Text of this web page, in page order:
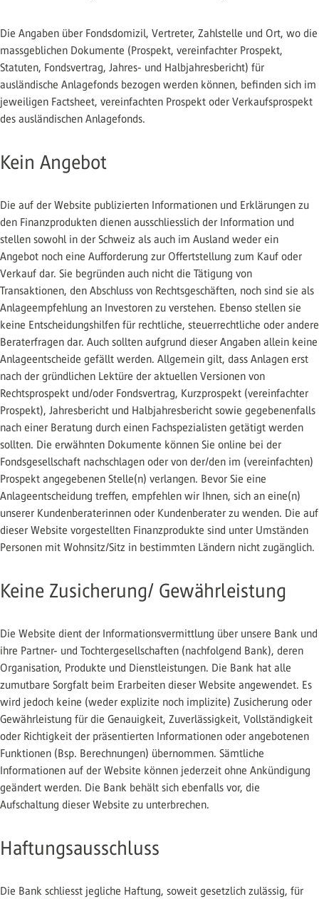
Die Angaben über Fondsdomizil, Vertreter, Zahlstelle und Ort, wo die
massgeblichen Dokumente (Prospekt, vereinfachter Prospekt,
Statuten, Fondsvertrag, Jahres- und Halbjahresbericht) für
ausländische Anlagefonds bezogen werden können, befinden sich im
jeweiligen Factsheet, vereinfachten Prospekt oder Verkaufsprospekt
des ausländischen Anlagefonds.
Kein Angebot
Die auf der Website publizierten Informationen und Erklärungen zu
den Finanzprodukten dienen ausschliesslich der Information und
stellen sowohl in der Schweiz als auch im Ausland weder ein
Angebot noch eine Aufforderung zur Offertstellung zum Kauf oder
Verkauf dar. Sie begründen auch nicht die Tätigung von
Transaktionen, den Abschluss von Rechtsgeschäften, noch sind sie als
Anlageempfehlung an Investoren zu verstehen. Ebenso stellen sie
keine Entscheidungshilfen für rechtliche, steuerrechtliche oder andere
Beraterfragen dar. Auch sollten aufgrund dieser Angaben allein keine
Anlageentscheide gefällt werden. Allgemein gilt, dass Anlagen erst
nach der gründlichen Lektüre der aktuellen Versionen von
Rechtsprospekt und/oder Fondsvertrag, Kurzprospekt (vereinfachter
Prospekt), Jahresbericht und Halbjahresbericht sowie gegebenenfalls
nach einer Beratung durch einen Fachspezialisten getätigt werden
sollten. Die erwähnten Dokumente können Sie online bei der
Fondsgesellschaft nachschlagen oder von der/den im (vereinfachten)
Prospekt angegebenen Stelle(n) verlangen. Bevor Sie eine
Anlageentscheidung treffen, empfehlen wir Ihnen, sich an eine(n)
unserer Kundenberaterinnen oder Kundenberater zu wenden. Die auf
dieser Website vorgestellten Finanzprodukte sind unter Umständen
Personen mit Wohnsitz/Sitz in bestimmten Ländern nicht zugänglich.
Keine Zusicherung/ Gewährleistung
Die Website dient der Informationsvermittlung über unsere Bank und
ihre Partner- und Tochtergesellschaften (nachfolgend Bank), deren
Organisation, Produkte und Dienstleistungen. Die Bank hat alle
zumutbare Sorgfalt beim Erarbeiten dieser Website angewendet. Es
wird jedoch keine (weder explizite noch implizite) Zusicherung oder
Gewährleistung für die Genauigkeit, Zuverlässigkeit, Vollständigkeit
oder Richtigkeit der präsentierten Informationen oder angebotenen
Funktionen (Bsp. Berechnungen) übernommen. Sämtliche
Informationen auf der Website können jederzeit ohne Ankündigung
geändert werden. Die Bank behält sich ebenfalls vor, die
Aufschaltung dieser Website zu unterbrechen.
Haftungsausschluss
Die Bank schliesst jegliche Haftung, soweit gesetzlich zulässig, für